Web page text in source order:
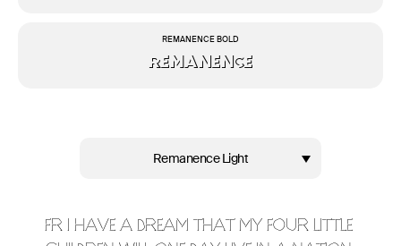
REMANENCE BOLD
Remanence
Remanence Light